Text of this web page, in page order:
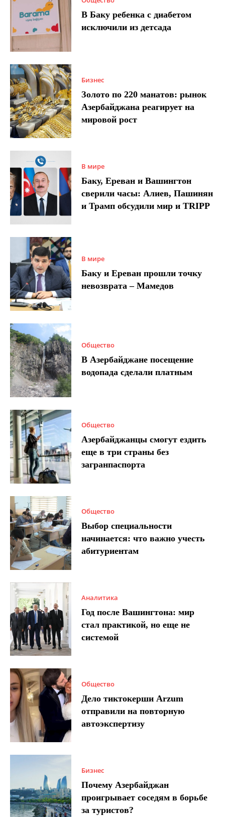
В Баку ребенка с диабетом
исключили из детсада
Бизнес
Золото по 220 манатов: рынок
Азербайджана реагирует на
мировой рост
В мире
Баку, Ереван и Вашингтон
сверили часы: Алиев, Пашинян
и Трамп обсудили мир и TRIPP
В мире
Баку и Ереван прошли точку
невозврата – Мамедов
Общество
В Азербайджане посещение
водопада сделали платным
Общество
Азербайджанцы смогут ездить
еще в три страны без
загранпаспорта
Общество
Выбор специальности
начинается: что важно учесть
абитуриентам
Аналитика
Год после Вашингтона: мир
стал практикой, но еще не
системой
Общество
Дело тиктокерши Arzum
отправили на повторную
автоэкспертизу
Бизнес
Почему Азербайджан
проигрывает соседям в борьбе
за туристов?